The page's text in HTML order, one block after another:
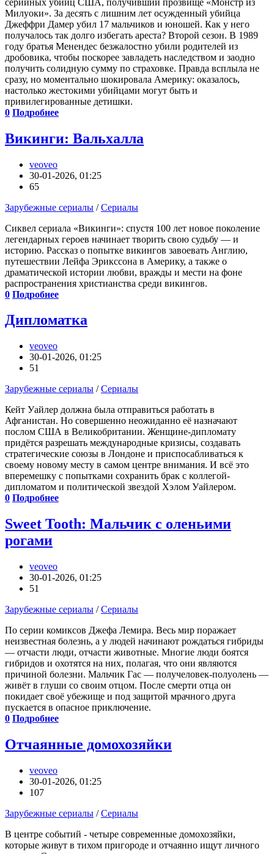
Милуоки». За десять с лишним лет осужденный убийца
Джеффри Дамер убил 17 мальчиков и юношей. Как у него
получалось так долго избегать ареста? Второй сезон. В 1989
году братья Менендес безжалостно убили родителей из
дробовика, чтобы поскорее завладеть наследством и заодно
получить солидную сумму по страховке. Правда всплыла не
сразу, но моментально шокировала Америку: оказалось,
настолько жестокими убийцами могут быть и
привилегированные детишки.
0 Подробнее
Викинги: Вальхалла
veoveo
30-01-2026, 01:25
65
Зарубежные сериалы /Сериалы
Сиквел сериала «Викинги»: спустя 100 лет новое поколение
легендарных героев начинает творить свою судьбу — и
историю. Рассказ о попытке викингов завоевать Англию,
путешествии Лейфа Эрикссона в Америку, а также о
драматической истории любви, вражды и мести на фоне
распространения христианства среди викингов.
0 Подробнее
Дипломатка
veoveo
30-01-2026, 01:25
51
Зарубежные сериалы /Сериалы
Кейт Уайлер должна была отправиться работать в
Афганистан. Но совершенно неожиданно её назначают
послом США в Великобритании. Женщине-дипломату
придётся разрешать международные кризисы, создавать
стратегические союзы в Лондоне и приспосабливаться к
своему новому месту в самом центре внимания. И всё это
вперемешку с попытками сохранить брак с коллегой-
дипломатом и политической звездой Хэлом Уайлером.
0 Подробнее
Sweet Tooth: Мальчик с оленьими
рогами
veoveo
30-01-2026, 01:25
51
Зарубежные сериалы /Сериалы
По серии комиксов Джефа Лемира. Весь мир поражает
неизвестная болезнь, а у людей начинают рождаться гибриды
— отчасти люди, отчасти животные. Многие люди боятся
гибридов и охотятся на них, полагая, что они являются
причиной болезни. Мальчик Гас — получеловек-полуолень —
живёт в глуши со своим отцом. После смерти отца он
покидает своё убежище и под защитой мрачного друга
пускается в опасное приключение.
0 Подробнее
Отчаянные домохозяйки
veoveo
30-01-2026, 01:25
107
Зарубежные сериалы /Сериалы
В центре событий - четыре современные домохозяйки,
которые живут в тихом пригороде и отчаянно ищут личного